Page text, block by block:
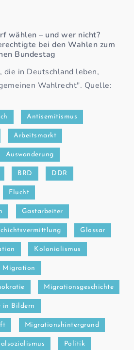
die in Deutschland leben,
Wahlrecht". Quelle:
wählen – und wer nicht?
bei den Wahlen zum
Bundestag
Antisemitismus
Arbeitsmarkt
Auswanderung
BRD DDR
Flucht
Gastarbeiter
Glossar
Kolonialismus
Migration
Migrationsgeschichte
in Bildern
Migrationshintergrund
Politik